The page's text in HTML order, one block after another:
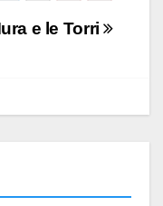
e le Torri